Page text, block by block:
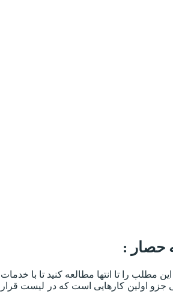
حصار :
مطلب را تا انتها مطالعه کنید تا با
اولین کارهایی است که در لیست